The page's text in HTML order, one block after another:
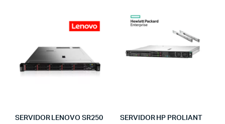
SERVIDOR LENOVO SR250
SERVIDOR HP PROLIANT